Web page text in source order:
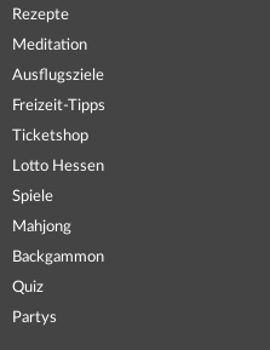
Rezepte
Meditation
Ausflugsziele
Freizeit-Tipps
Ticketshop
Lotto Hessen
Spiele
Mahjong
Backgammon
Quiz
Partys